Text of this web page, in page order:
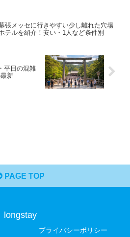
張メッセに行きやすい少し離れた穴場
テルを紹介！安い・1人など条件別
平日の混雑
新
PAGE TOP
longstay
プライバシーポリシー